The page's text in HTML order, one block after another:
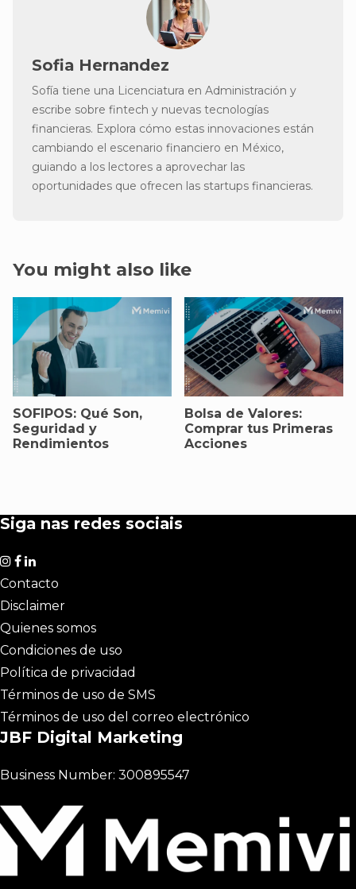
Sofia Hernandez
Sofía tiene una Licenciatura en Administración y
escribe sobre fintech y nuevas tecnologías
financieras. Explora cómo estas innovaciones están
cambiando el escenario financiero en México,
guiando a los lectores a aprovechar las
oportunidades que ofrecen las startups financieras.
You might also like
SOFIPOS: Qué Son,
Seguridad y
Rendimientos
Bolsa de Valores:
Comprar tus Primeras
Acciones
Siga nas redes sociais
Contacto
Disclaimer
Quienes somos
Condiciones de uso
Política de privacidad
Términos de uso de SMS
Términos de uso del correo electrónico
JBF Digital Marketing
Business Number: 300895547